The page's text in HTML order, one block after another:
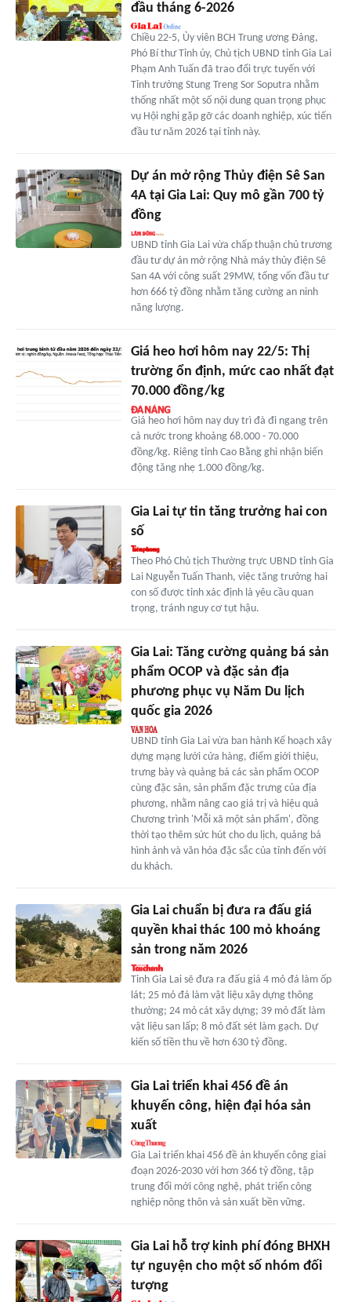
đầu tháng 6-2026
Chiều 22-5, Ủy viên BCH Trung ương Đảng,
Phó Bí thư Tỉnh ủy, Chủ tịch UBND tỉnh Gia Lai
Phạm Anh Tuấn đã trao đổi trực tuyến với
Tỉnh trưởng Stung Treng Sor Soputra nhằm
thống nhất một số nội dung quan trọng phục
vụ Hội nghị gặp gỡ các doanh nghiệp, xúc tiến
đầu tư năm 2026 tại tỉnh này.
Dự án mở rộng Thủy điện Sê San
4A tại Gia Lai: Quy mô gần 700 tỷ
đồng
UBND tỉnh Gia Lai vừa chấp thuận chủ trương
đầu tư dự án mở rộng Nhà máy thủy điện Sê
San 4A với công suất 29MW, tổng vốn đầu tư
hơn 666 tỷ đồng nhằm tăng cường an ninh
năng lượng.
Giá heo hơi hôm nay 22/5: Thị
trường ổn định, mức cao nhất đạt
70.000 đồng/kg
Giá heo hơi hôm nay duy trì đà đi ngang trên
cả nước trong khoảng 68.000 - 70.000
đồng/kg. Riêng tỉnh Cao Bằng ghi nhận biến
động tăng nhẹ 1.000 đồng/kg.
Gia Lai tự tin tăng trưởng hai con
số
Theo Phó Chủ tịch Thường trực UBND tỉnh Gia
Lai Nguyễn Tuấn Thanh, việc tăng trưởng hai
con số được tỉnh xác định là yêu cầu quan
trọng, tránh nguy cơ tụt hậu.
Gia Lai: Tăng cường quảng bá sản
phẩm OCOP và đặc sản địa
phương phục vụ Năm Du lịch
quốc gia 2026
UBND tỉnh Gia Lai vừa ban hành Kế hoạch xây
dựng mạng lưới cửa hàng, điểm giới thiệu,
trưng bày và quảng bá các sản phẩm OCOP
cùng đặc sản, sản phẩm đặc trưng của địa
phương, nhằm nâng cao giá trị và hiệu quả
Chương trình 'Mỗi xã một sản phẩm', đồng
thời tạo thêm sức hút cho du lịch, quảng bá
hình ảnh và văn hóa đặc sắc của tỉnh đến với
du khách.
Gia Lai chuẩn bị đưa ra đấu giá
quyền khai thác 100 mỏ khoáng
sản trong năm 2026
Tỉnh Gia Lai sẽ đưa ra đấu giá 4 mỏ đá làm ốp
lát; 25 mỏ đá làm vật liệu xây dựng thông
thường; 24 mỏ cát xây dựng; 39 mỏ đất làm
vật liệu san lấp; 8 mỏ đất sét làm gạch. Dự
kiến số tiền thu về hơn 630 tỷ đồng.
Gia Lai triển khai 456 đề án
khuyến công, hiện đại hóa sản
xuất
Gia Lai triển khai 456 đề án khuyến công giai
đoạn 2026-2030 với hơn 366 tỷ đồng, tập
trung đổi mới công nghệ, phát triển công
nghiệp nông thôn và sản xuất bền vững.
Gia Lai hỗ trợ kinh phí đóng BHXH
tự nguyện cho một số nhóm đối
tượng